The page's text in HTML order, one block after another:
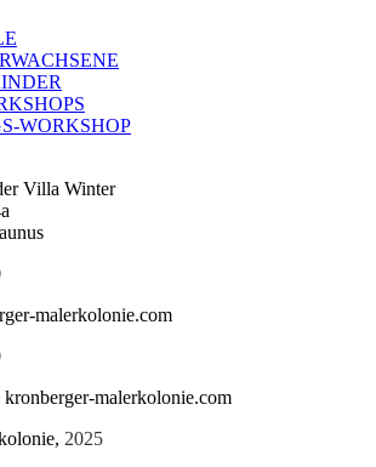
WORKSHOP
Villa Winter
malerkolonie.com
kronberger-malerkolonie.com
2025